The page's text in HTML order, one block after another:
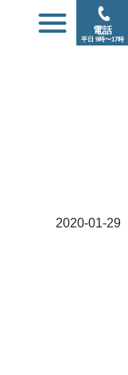
電話
平日 9時〜17時
2020-01-29